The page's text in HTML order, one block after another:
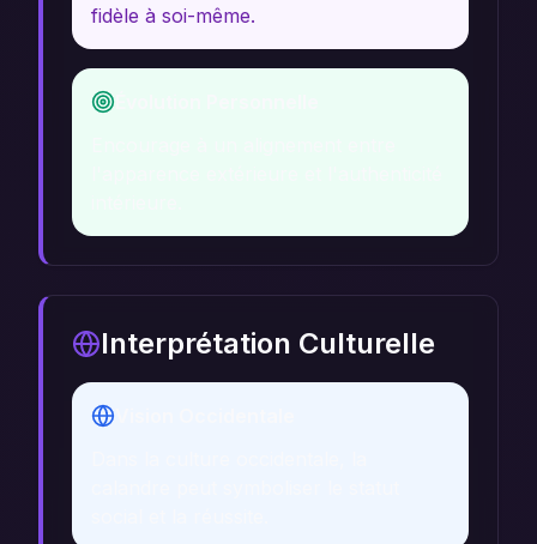
fidèle à soi-même.
Interprétation Culturelle